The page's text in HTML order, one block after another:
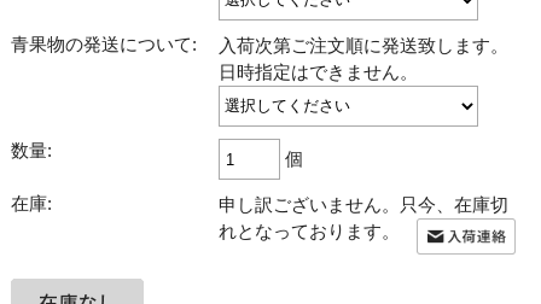
青果物の発送について:
入荷次第ご注文順に発送致します。
日時指定はできません。
数量: 個
在庫:
申し訳ございません。只今、在庫切
れとなっております。